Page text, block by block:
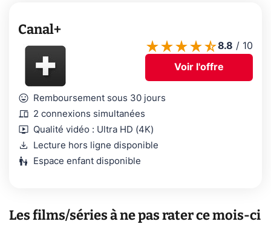
Canal+
mood Remboursement sous 30 jours
devices 2 connexions simultanées
live_tv Qualité vidéo : Ultra HD (4K)
download Lecture hors ligne disponible
escalator_warning Espace enfant disponible
8.8 / 10
Voir l'offre
Les films/séries à ne pas rater ce mois-ci